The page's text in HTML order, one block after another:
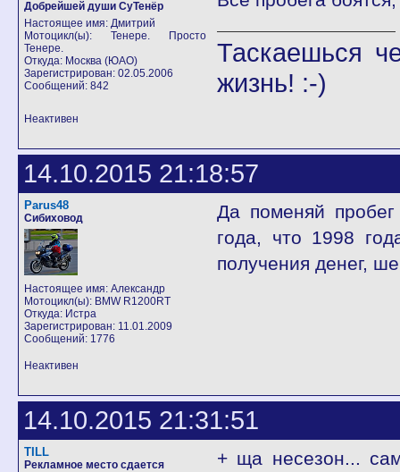
Добрейшей души СуТенёр
Настоящее имя: Дмитрий
Мотоцикл(ы): Тенере. Просто
Тенере.
Откуда: Москва (ЮАО)
Зарегистрирован: 02.05.2006
Сообщений: 842
Таскаешься
жизнь! :-)
Неактивен
14.10.2015 21:18:57
Parus48
Сибиховод
Настоящее имя: Александр
Мотоцикл(ы): BMW R1200RT
Откуда: Истра
Зарегистрирован: 11.01.2009
Сообщений: 1776
Да поменяй
года, что 1998
получения денег,
Неактивен
14.10.2015 21:31:51
TILL
Рекламное место сдается
+ ща несезон...